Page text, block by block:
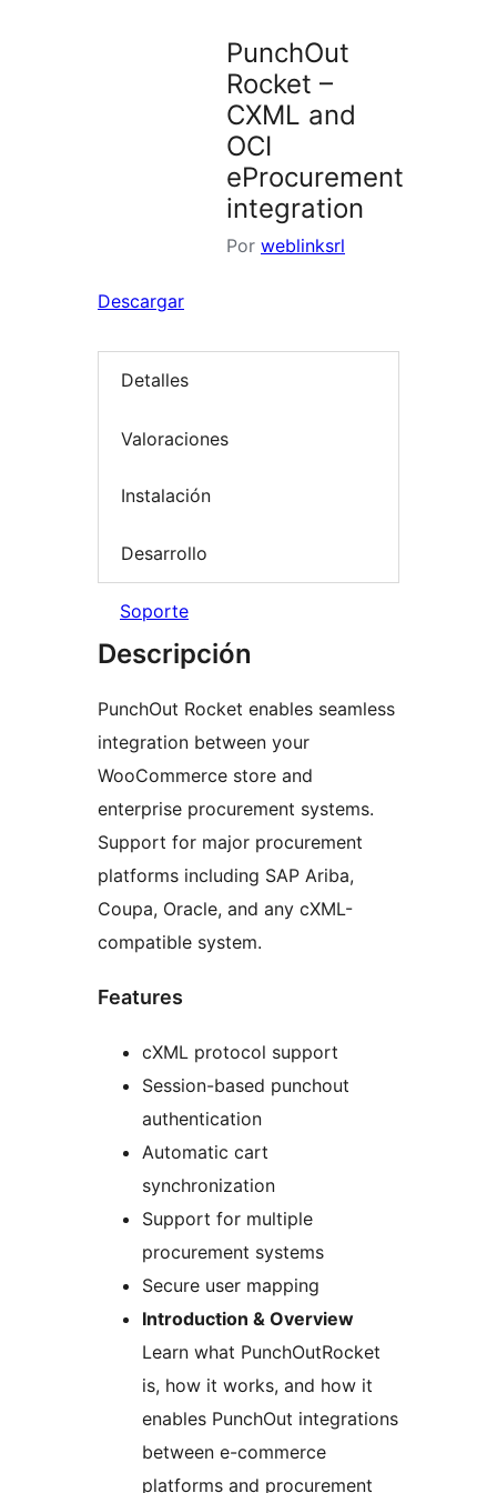
PunchOut
Rocket –
CXML and
OCI
eProcurement
integration
Por weblinksrl
Descargar
Detalles
Valoraciones
Instalación
Desarrollo
Soporte
Descripción
PunchOut Rocket enables seamless
integration between your
WooCommerce store and
enterprise procurement systems.
Support for major procurement
platforms including SAP Ariba,
Coupa, Oracle, and any cXML-
compatible system.
Features
cXML protocol support
Session-based punchout
authentication
Automatic cart
synchronization
Support for multiple
procurement systems
Secure user mapping
Introduction & Overview
Learn what PunchOutRocket
is, how it works, and how it
enables PunchOut integrations
between e-commerce
platforms and procurement